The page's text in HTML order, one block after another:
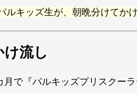
ルキッズ生が、朝晩分けてか
け流し
月で『パルキッズプリスクー